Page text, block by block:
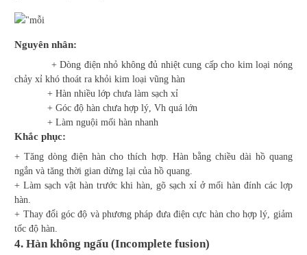
Nguyên nhân:
+ Dòng điện nhỏ không đủ nhiệt cung cấp cho kim loại nóng
chảy xỉ khó thoát ra khỏi kim loại vũng hàn
+ Hàn nhiều lớp chưa làm sạch xỉ
+ Góc độ hàn chưa hợp lý, Vh quá lớn
+ Làm nguội mối hàn nhanh
Khắc phục:
+ Tăng dòng điện hàn cho thích hợp. Hàn bằng chiều dài hồ quang
ngắn và tăng thời gian dừng lại của hồ quang.
+ Làm sạch vật hàn trước khi hàn, gõ sạch xỉ ở mối hàn đính các lợp
hàn.
+ Thay đổi góc độ và phương pháp đưa điện cực hàn cho hợp lý, giảm
tốc độ hàn.
4. Hàn không ngấu (Incomplete fusion)